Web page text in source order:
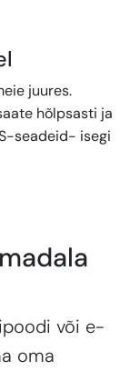
juures.
hõlpsasti ja
seadeid- isegi
või e-
oma